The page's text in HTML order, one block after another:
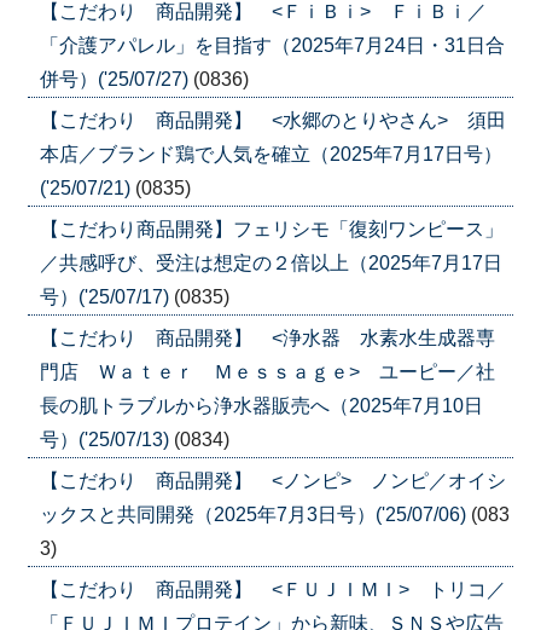
【こだわり 商品開発】 <ＦｉＢｉ> ＦｉＢｉ／
「介護アパレル」を目指す（2025年7月24日・31日合
併号）('25/07/27) (0836)
【こだわり 商品開発】 <水郷のとりやさん> 須田
本店／ブランド鶏で人気を確立（2025年7月17日号）
('25/07/21) (0835)
【こだわり商品開発】フェリシモ「復刻ワンピース」
／共感呼び、受注は想定の２倍以上（2025年7月17日
号）('25/07/17) (0835)
【こだわり 商品開発】 <浄水器 水素水生成器専
門店 Ｗａｔｅｒ Ｍｅｓｓａｇｅ> ユーピー／社
長の肌トラブルから浄水器販売へ（2025年7月10日
号）('25/07/13) (0834)
【こだわり 商品開発】 <ノンピ> ノンピ／オイシ
ックスと共同開発（2025年7月3日号）('25/07/06) (083
3)
【こだわり 商品開発】 <ＦＵＪＩＭＩ> トリコ／
「ＦＵＪＩＭＩプロテイン」から新味、ＳＮＳや広告